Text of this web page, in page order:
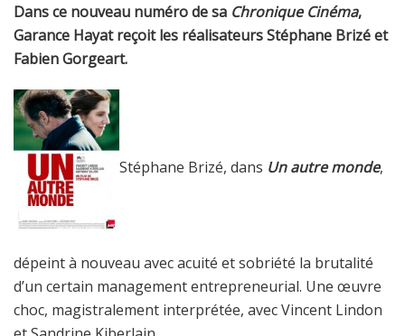
Dans ce nouveau numéro de sa Chronique Cinéma,
Garance Hayat reçoit les réalisateurs Stéphane Brizé et
Fabien Gorgeart.
Stéphane Brizé, dans Un autre monde,
dépeint à nouveau avec acuité et sobriété la brutalité
d’un certain management entrepreneurial. Une œuvre
choc, magistralement interprétée, avec Vincent Lindon